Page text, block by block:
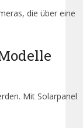
die über eine
Mit Solarpanel